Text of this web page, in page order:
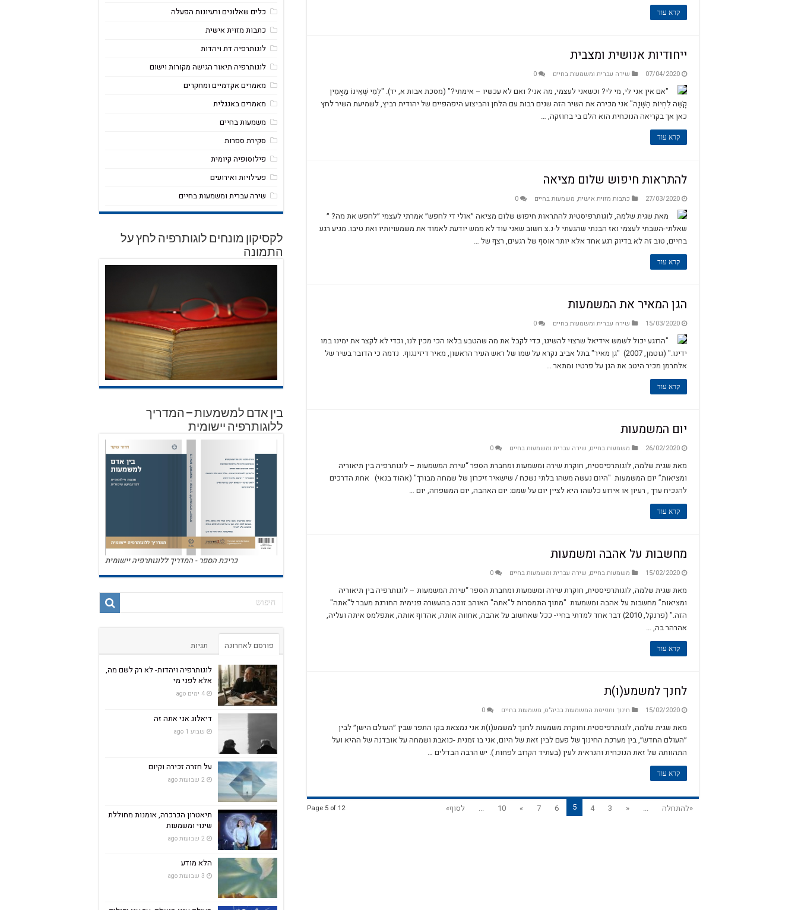
קרא עוד
ייחודיות אנושית ומצבית
07/04/2020 שירה עברית ומשמעות בחיים 0
"אם אין אני לי, מי לי? וכשאני לעצמי, מה אני? ואם לא עכשיו – אימתי?" (מסכת אבות א, יד). "לְמִי שֶׁאֵינוֹ מַאֲמִין
קָשֶׁה לִחְיוֹת הַשָּׁנָה" אני מכירה את השיר הזה שנים רבות עם הלחן והביצוע היפהפיים של יהודית רביץ, לשמיעת השיר לחץ
כאן אך בקריאה הנוכחית הוא הלם בי בחוזקה, …
קרא עוד
להתראות חיפוש שלום מציאה
27/03/2020 כתבות מזוית אישית, משמעות בחיים 0
מאת שגית שלמה, לוגותרפיסטית להתראות חיפוש שלום מציאה ״אולי די לחפש״ אמרתי לעצמי ״לחפש את מה? ״
שאלתי-השבתי לעצמי ואז הבנתי שהגעתי ל-נ.צ חשוב שאני עוד לא ממש יודעת לאמוד את משמעויותיו ואת טיבו. מגיע רגע
בחיים, טוב זה לא בדיוק רגע אחד אלא יותר אוסף של רגעים, רצף של …
קרא עוד
הגן המאיר את המשמעות
15/03/2020 שירה עברית ומשמעות בחיים 0
"הרוגע יכול לשמש אידיאל שרצוי להשיגו, כדי לקבל את מה שהטבע בלאו הכי מכין לנו, וכדי לא לקצר את ימינו במו
ידינו." (גוטמן, 2007) "גן מאיר" בתל אביב נקרא על שמו של ראש העיר הראשון, מאיר דיזינגוף. נדמה כי הדובר בשיר של
אלתרמן מכיר היטב את הגן על פרטיו ומתאר …
קרא עוד
יום המשמעות
26/02/2020 משמעות בחיים, שירה עברית ומשמעות בחיים 0
מאת שגית שלמה, לוגותרפיסטית, חוקרת שירה ומשמעות ומחברת הספר “שירת המשמעות – לוגותרפיה בין תיאוריה
ומציאות” יום המשמעות "היום נעשה משהו בלתי נשכח / שישאיר זיכרון של שמחה מבורך" (אהוד בנאי) אחת הדרכים
להנכיח ערך , רעיון או אירוע כלשהו היא לציין יום על שמם: יום האהבה, יום המשפחה, יום …
קרא עוד
מחשבות על אהבה ומשמעות
15/02/2020 משמעות בחיים, שירה עברית ומשמעות בחיים 0
מאת שגית שלמה, לוגותרפיסטית, חוקרת שירה ומשמעות ומחברת הספר “שירת המשמעות – לוגותרפיה בין תיאוריה
ומציאות” מחשבות על אהבה ומשמעות "מתוך התמסרות ל"אתה" האוהב זוכה בהעשרה פנימית החורגת מעבר ל"אתה"
הזה." (פרנקל, 2010) דבר אחד למדתי בחיי- ככל שאחשוב על אהבה, אחווה אותה, אהדוף אותה, אתפלמס איתה ועליה,
אהרהר בה, …
קרא עוד
לחנך למשמע(ו)ת
15/02/2020 חינוך ותפיסת המשמעות בביה"ס, משמעות בחיים 0
מאת שגית שלמה, לוגותרפיסטית וחוקרת משמעות לחנך למשמע(ו)ת אני נמצאת בקו התפר שבין ״העולם הישן״ לבין
״העולם החדש״, בין מערכת החינוך של פעם לבין זאת של היום, אני בו זמנית -כואבת ושמחה על אובדנה של ההיא ועל
התהוותה של זאת הנוכחית והנראית לעין (בעתיד הקרוב לפחות ). יש הרבה הבדלים …
קרא עוד
Page 5 of 12 «להתחלה ...
«
3
4
5
6
7
»
10
... לסוף»
כלים שאלונים ורעיונות הפעלה
כתבות מזוית אישית
לוגותרפיה דת ויהדות
לוגותרפיה תיאור הגישה מקורות וישום
מאמרים אקדמיים ומחקרים
מאמרים באנגלית
משמעות בחיים
סקירת ספרות
פילוסופיה קיומית
פעילויות ואירועים
שירה עברית ומשמעות בחיים
לקסיקון מונחים לוגותרפיה לחץ על
התמונה
בין אדם למשמעות – המדריך
ללוגותרפיה יישומית
כריכת הספר - המדריך ללוגותרפיה יישומית
פורסם לאחרונה תגיות
לוגותרפיה ויהדות- לא רק לשם מה,
אלא לפני מי
4 ימים ago
דיאלוג אני אתה זה
שבוע 1 ago
על חזרה זכירה וקיום
2 שבועות ago
תיאטרון הכרכרה, אומנות מחוללת
שינוי ומשמעות
2 שבועות ago
הלא מודע
3 שבועות ago